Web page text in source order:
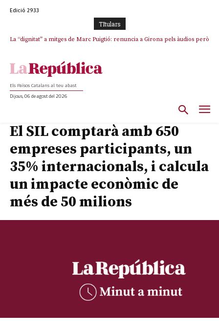
Edició 2933
TItulars
La “dignitat” a mitges de Marc Puigtió: renuncia a Girona pels àudios però
Els Països Catalans al teu abast
Dijous, 06 de agost del 2026
El SIL comptarà amb 650
empreses participants, un
35% internacionals, i calcula
un impacte econòmic de
més de 50 milions